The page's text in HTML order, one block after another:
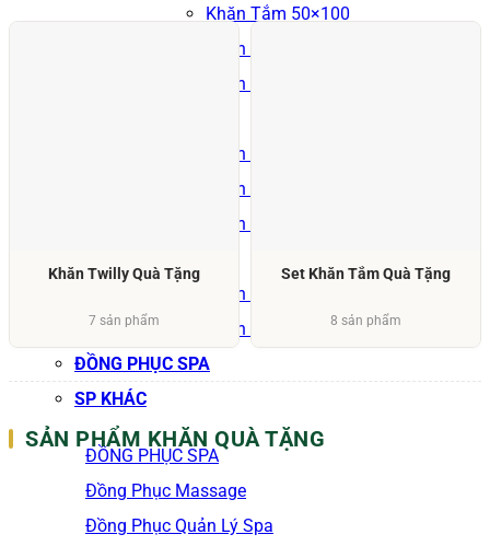
Khăn Tắm 50×100
Khăn Tắm 60×120
Khăn Tắm 70×140
Khăn Mặt 34×70
Khăn Mặt 34×80
Khăn Mặt 40×80
Khăn Tay 20×20
Khăn Tay 25×25
ĐỒNG PHỤC SPA
SP KHÁC
ĐỒNG PHỤC SPA
Đồng Phục Massage
Đồng Phục Quản Lý Spa
Khăn Twilly Quà Tặng
7 sản phẩm
Set Khăn Tắm Quà Tặng
8 sản phẩm
SẢN PHẨM KHĂN QUÀ TẶNG